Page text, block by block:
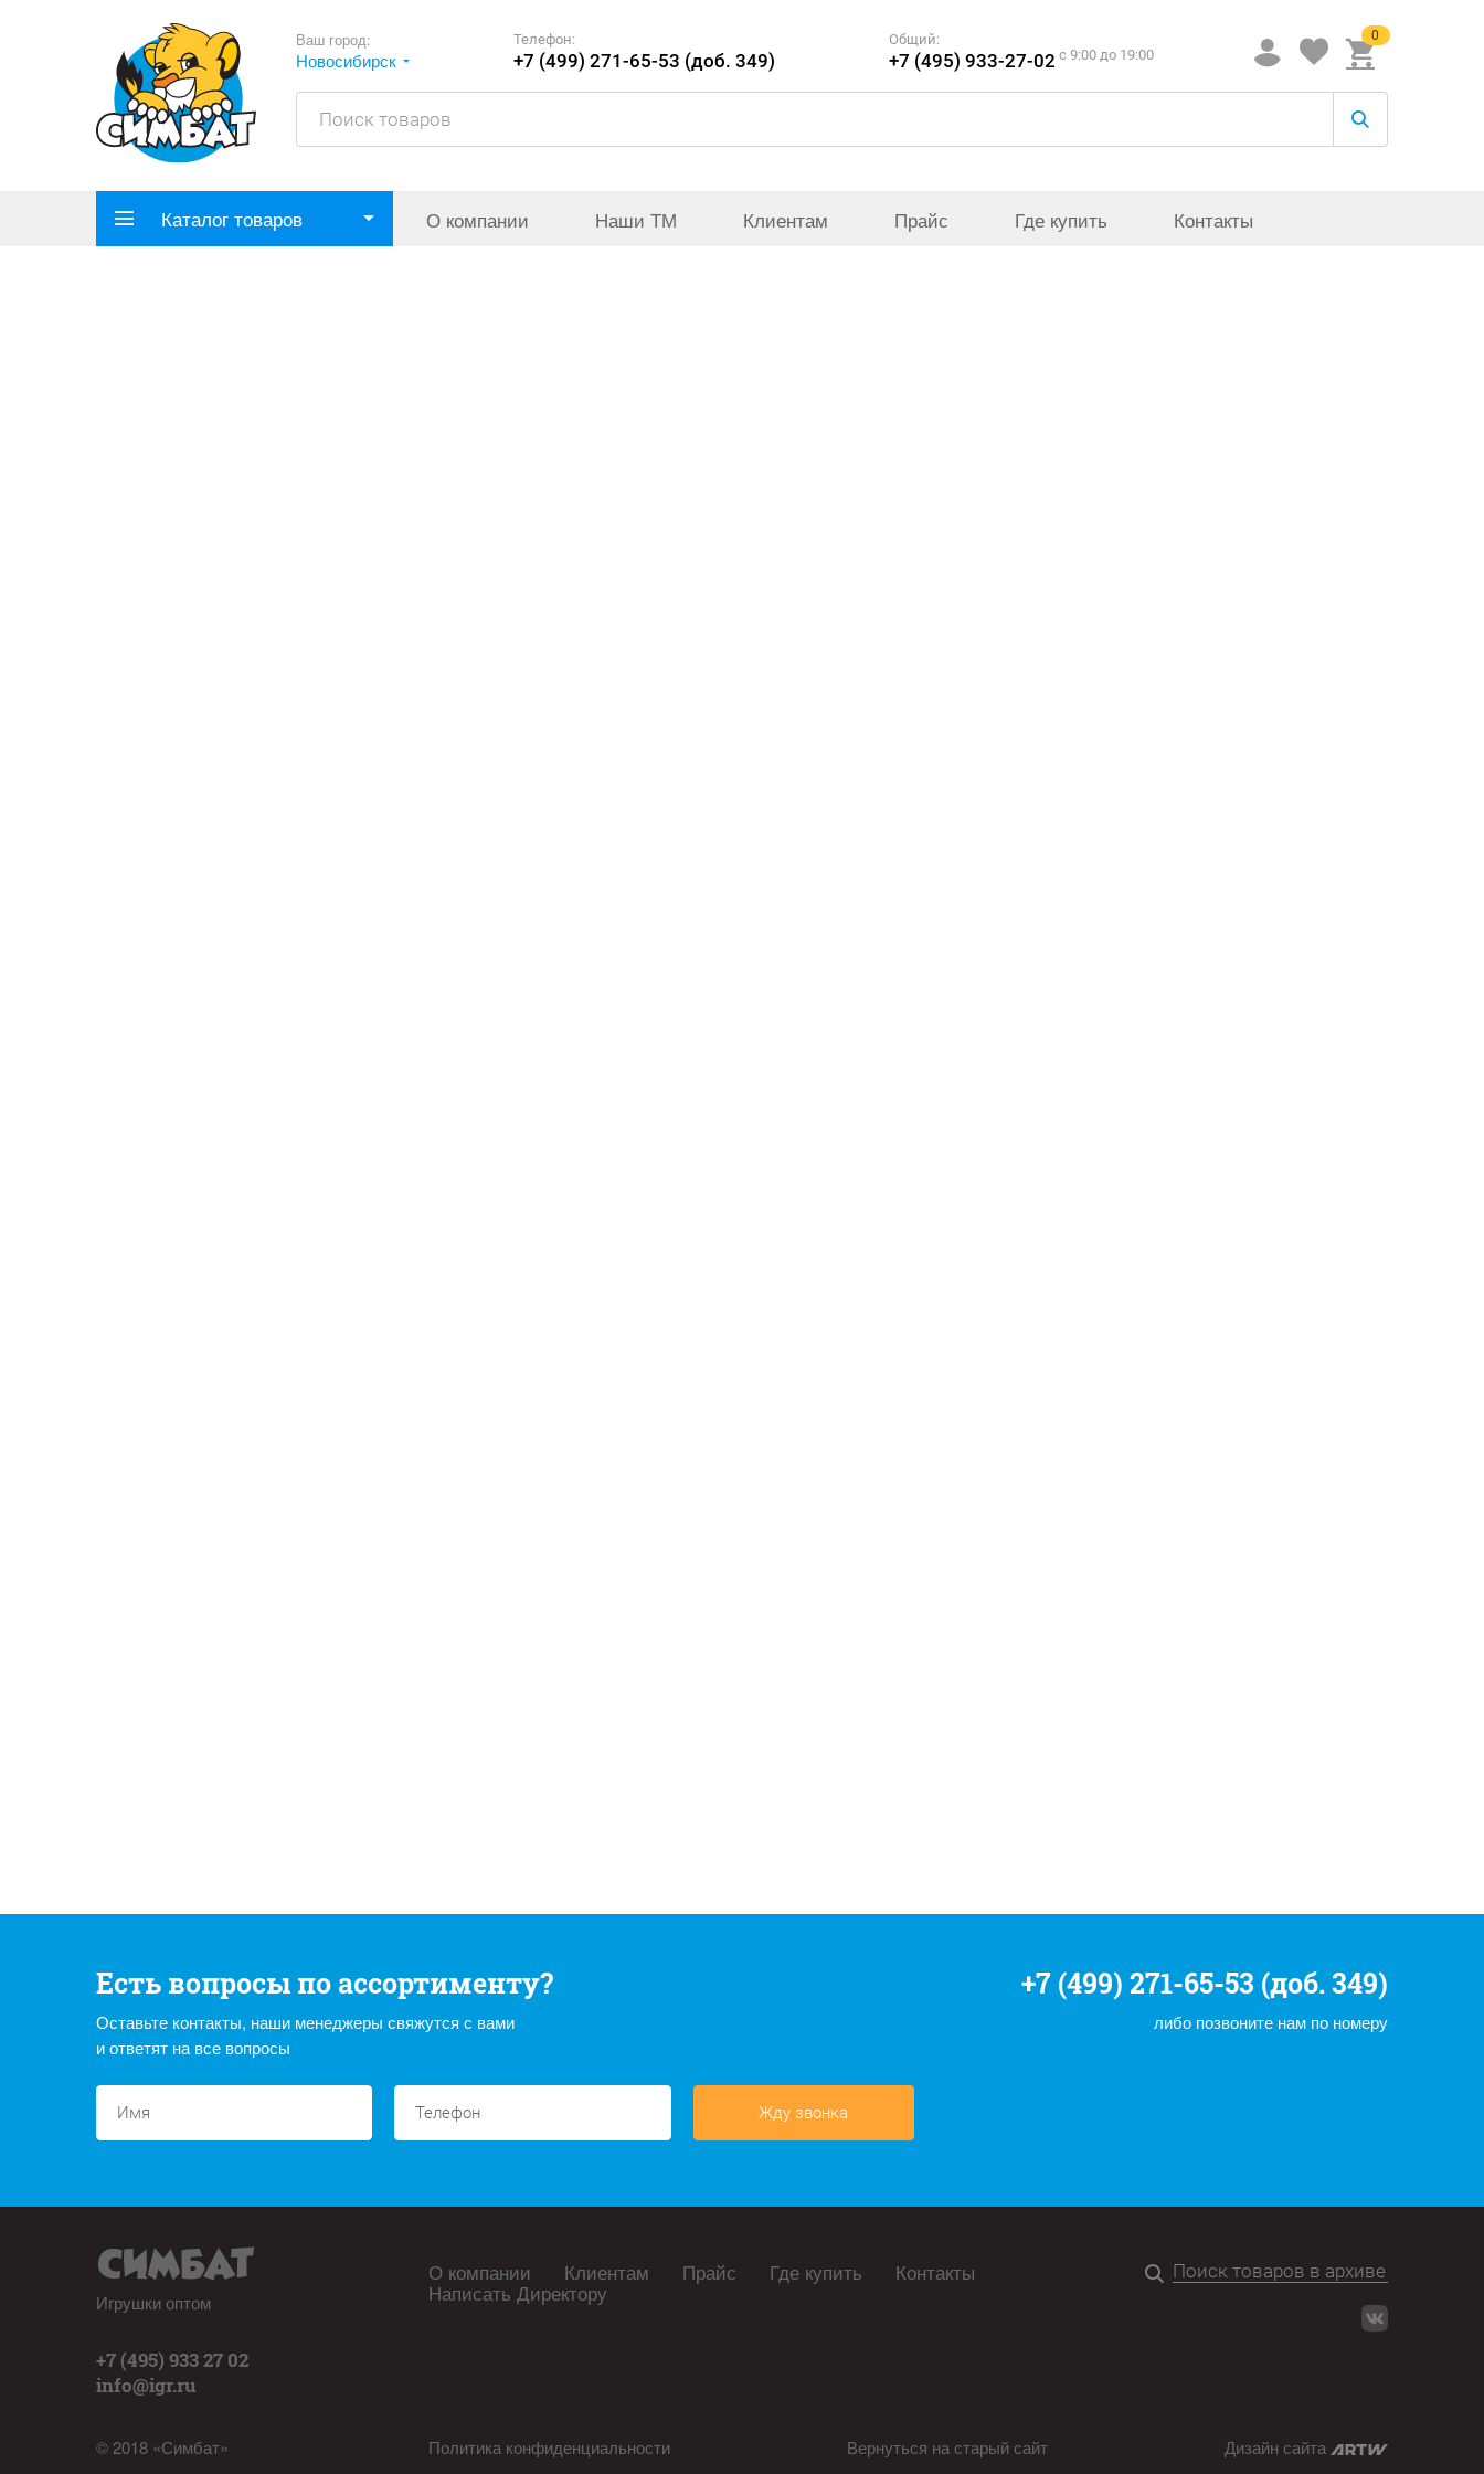
Ваш город:
Новосибирск
Телефон:
+7 (499) 271-65-53 (доб. 349)
Общий:
+7 (495) 933-27-02 c 9:00 до 19:00
0
Каталог товаров О компании Наши ТМ Клиентам Прайс Где купить Контакты
Есть вопросы по ассортименту?
Оставьте контакты, наши менеджеры свяжутся с вами
и ответят на все вопросы
+7 (499) 271-65-53 (доб. 349)
либо позвоните нам по номеру
Жду звонка
Игрушки оптом
+7 (495) 933 27 02
info@igr.ru
© 2018 «Симбат»
О компании Клиентам Прайс Где купить Контакты
Написать Директору
Политика конфиденциальности Вернуться на старый сайт Дизайн сайта